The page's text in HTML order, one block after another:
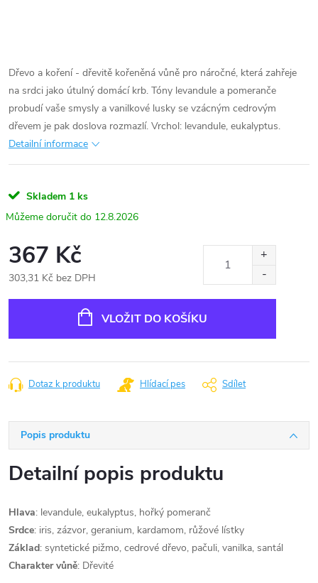
Dřevo a koření - dřevitě kořeněná vůně pro náročné, která zahřeje
na srdci jako útulný domácí krb. Tóny levandule a pomeranče
probudí vaše smysly a vanilkové lusky se vzácným cedrovým
dřevem je pak doslova rozmazlí. Vrchol: levandule, eukalyptus.
Detailní informace
Skladem 1 ks
12.8.2026
367 Kč
303,31 Kč bez DPH
VLOŽIT DO KOŠÍKU
Dotaz k produktu Hlídací pes Sdílet
Popis produktu
Detailní popis produktu
Hlava: levandule, eukalyptus, hořký pomeranč
Srdce: iris, zázvor, geranium, kardamom, růžové lístky
Základ: syntetické pižmo, cedrové dřevo, pačuli, vanilka, santál
Charakter vůně: Dřevité